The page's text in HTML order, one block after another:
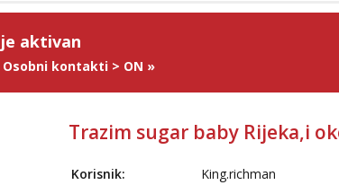
aktivan
Osobni kontakti > ON »
Trazim sugar baby Rijeka,i
Korisnik:
King.richman